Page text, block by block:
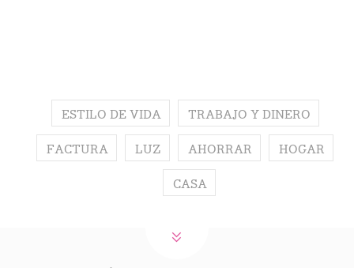
ESTILO DE VIDA TRABAJO Y DINERO
FACTURA LUZ AHORRAR HOGAR
CASA